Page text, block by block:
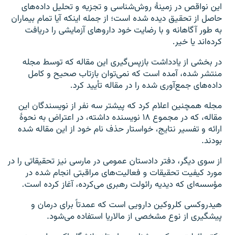
این نواقص در زمینهٔ روش‌شناسی و تجزیه و تحلیل داده‌های
حاصل از تحقیق دیده شده است؛ از جمله اینکه آیا تمام بیماران
به طور آگاهانه و با رضایت خود داروهای آزمایشی را دریافت
کرده‌اند یا خیر.
در بخشی از یادداشت بازپس‌گیری این مقاله که توسط مجله
منتشر شده، آمده است که نمی‌توان بازتاب صحیح و کامل
داده‌های جمع‌آوری شده را در مقاله تأیید کرد.
مجله همچنین اعلام کرد که پیشتر سه نفر از نویسندگان این
مقاله، که در مجموع ۱۸ نویسنده داشته، در اعتراض به نحوهٔ
ارائه و تفسیر نتایج، خواستار حذف نام خود از این مقاله شده
بودند.
از سوی دیگر، دفتر دادستان عمومی در مارسی نیز تحقیقاتی را در
مورد کیفیت تحقیقات و فعالیت‌های مراقبتی انجام شده در
مؤسسه‌ای که دیدیه رائولت رهبری می‌کرده، آغاز کرده است.
هیدروکسی کلروکین دارویی است که عمدتاً برای درمان و
پیشگیری از نوع مشخصی از مالاریا استفاده می‌شود.